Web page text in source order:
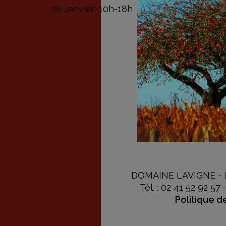
28 Janvier: 10h-18h
DOMAINE LAVIGNE
Tél. : 02 41 52 92 57
Politique